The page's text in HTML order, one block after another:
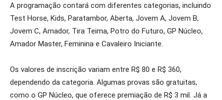
A programação contará com diferentes categorias, incluindo
Test Horse, Kids, Paratambor, Aberta, Jovem A, Jovem B,
Jovem C, Amador, Tira Teima, Potro do Futuro, GP Núcleo,
Amador Master, Feminina e Cavaleiro Iniciante.
Os valores de inscrição variam entre R$ 80 e R$ 360,
dependendo da categoria. Algumas provas são gratuitas,
como o GP Núcleo, que oferece premiação de R$ 3 mil. Já a